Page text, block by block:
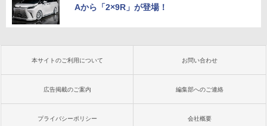
Aから「2×9R」が登場！
本サイトのご利用について お問い合わせ
広告掲載のご案内 編集部へのご連絡
プライバシーポリシー 会社概要